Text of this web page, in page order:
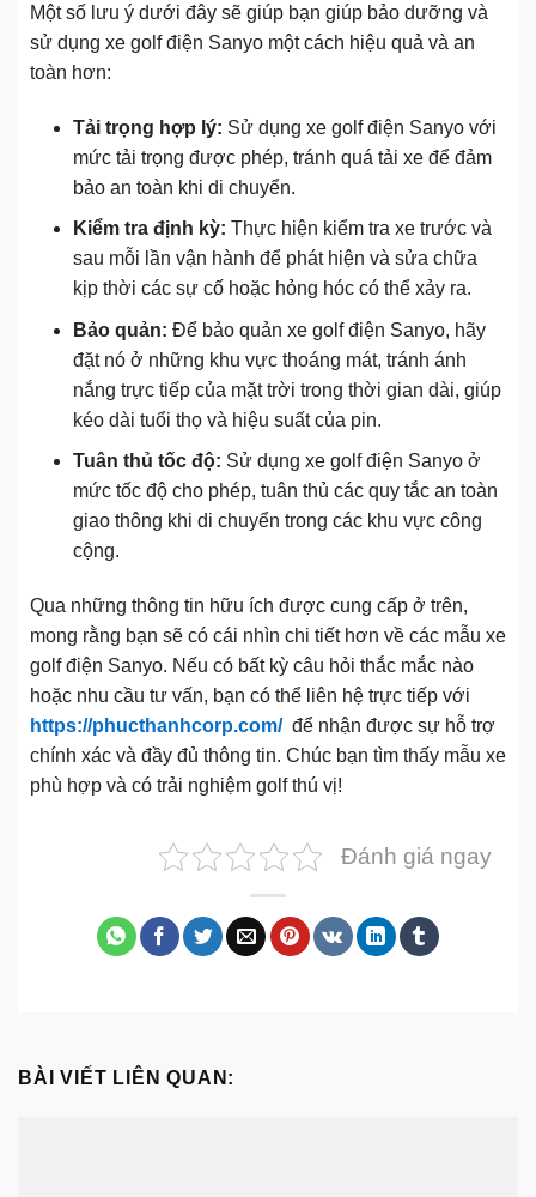
Một số lưu ý dưới đây sẽ giúp bạn giúp bảo dưỡng và
sử dụng xe golf điện Sanyo một cách hiệu quả và an
toàn hơn:
Tải trọng hợp lý: Sử dụng xe golf điện Sanyo với
mức tải trọng được phép, tránh quá tải xe để đảm
bảo an toàn khi di chuyển.
Kiểm tra định kỳ: Thực hiện kiểm tra xe trước và
sau mỗi lần vận hành để phát hiện và sửa chữa
kịp thời các sự cố hoặc hỏng hóc có thể xảy ra.
Bảo quản: Để bảo quản xe golf điện Sanyo, hãy
đặt nó ở những khu vực thoáng mát, tránh ánh
nắng trực tiếp của mặt trời trong thời gian dài, giúp
kéo dài tuổi thọ và hiệu suất của pin.
Tuân thủ tốc độ: Sử dụng xe golf điện Sanyo ở
mức tốc độ cho phép, tuân thủ các quy tắc an toàn
giao thông khi di chuyển trong các khu vực công
cộng.
Qua những thông tin hữu ích được cung cấp ở trên,
mong rằng bạn sẽ có cái nhìn chi tiết hơn về các mẫu xe
golf điện Sanyo. Nếu có bất kỳ câu hỏi thắc mắc nào
hoặc nhu cầu tư vấn, bạn có thể liên hệ trực tiếp với
https://phucthanhcorp.com/ để nhận được sự hỗ trợ
chính xác và đầy đủ thông tin. Chúc bạn tìm thấy mẫu xe
phù hợp và có trải nghiệm golf thú vị!
Đánh giá ngay
BÀI VIẾT LIÊN QUAN: